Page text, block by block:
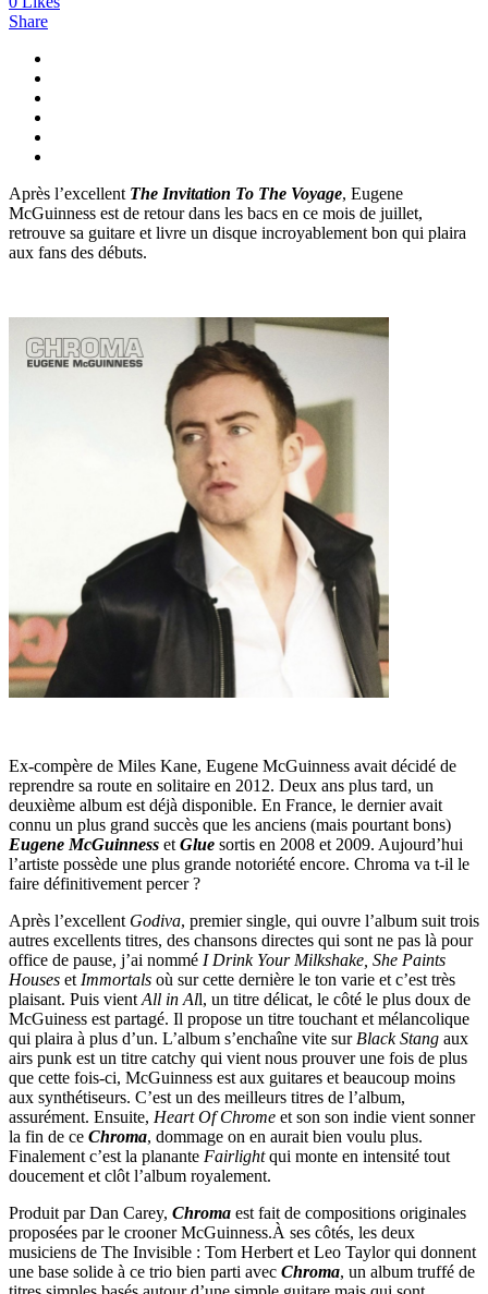
Share
Après l’excellent The Invitation To The Voyage, Eugene
McGuinness est de retour dans les bacs en ce mois de juillet,
retrouve sa guitare et livre un disque incroyablement bon qui plaira
aux fans des débuts.
Ex-compère de Miles Kane, Eugene McGuinness avait décidé de
reprendre sa route en solitaire en 2012. Deux ans plus tard, un
deuxième album est déjà disponible. En France, le dernier avait
connu un plus grand succès que les anciens (mais pourtant bons)
Eugene McGuinness et Glue sortis en 2008 et 2009. Aujourd’hui
l’artiste possède une plus grande notoriété encore. Chroma va t-il le
faire définitivement percer ?
Après l’excellent Godiva, premier single, qui ouvre l’album suit trois
autres excellents titres, des chansons directes qui sont ne pas là pour
office de pause, j’ai nommé I Drink Your Milkshake, She Paints
Houses et Immortals où sur cette dernière le ton varie et c’est très
plaisant. Puis vient All in All, un titre délicat, le côté le plus doux de
McGuiness est partagé. Il propose un titre touchant et mélancolique
qui plaira à plus d’un. L’album s’enchaîne vite sur Black Stang aux
airs punk est un titre catchy qui vient nous prouver une fois de plus
que cette fois-ci, McGuinness est aux guitares et beaucoup moins
aux synthétiseurs. C’est un des meilleurs titres de l’album,
assurément. Ensuite, Heart Of Chrome et son son indie vient sonner
la fin de ce Chroma, dommage on en aurait bien voulu plus.
Finalement c’est la planante Fairlightqui monte en intensité tout
doucement et clôt l’album royalement.
Produit par Dan Carey, Chroma est fait de compositions originales
proposées par le crooner McGuinness.À ses côtés, les deux
musiciens de The Invisible : Tom Herbert et Leo Taylor qui donnent
une base solide à ce trio bien parti avec Chroma, un album truffé de